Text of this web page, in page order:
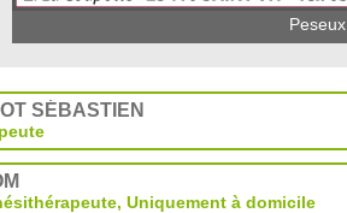
Peseux
SÉBASTIEN
, Uniquement à domicile